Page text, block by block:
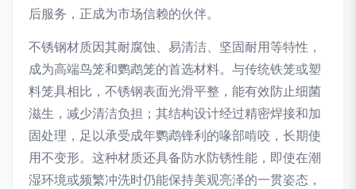
后服务，正成为市场信赖的伙伴。
不锈钢材质因其耐腐蚀、易清洁、坚固耐用等特性，
成为高端鸟笼和鹦鹉笼的首选材料。与传统铁笼或塑
料笼具相比，不锈钢表面光滑平整，能有效防止细菌
滋生，减少清洁负担；其结构设计经过精密焊接和加
固处理，足以承受成年鹦鹉锋利的喙部啃咬，长期使
用不变形。这种材质还具备防水防锈性能，即使在潮
湿环境或频繁冲洗时仍能保持美观亮泽的一贯姿态，